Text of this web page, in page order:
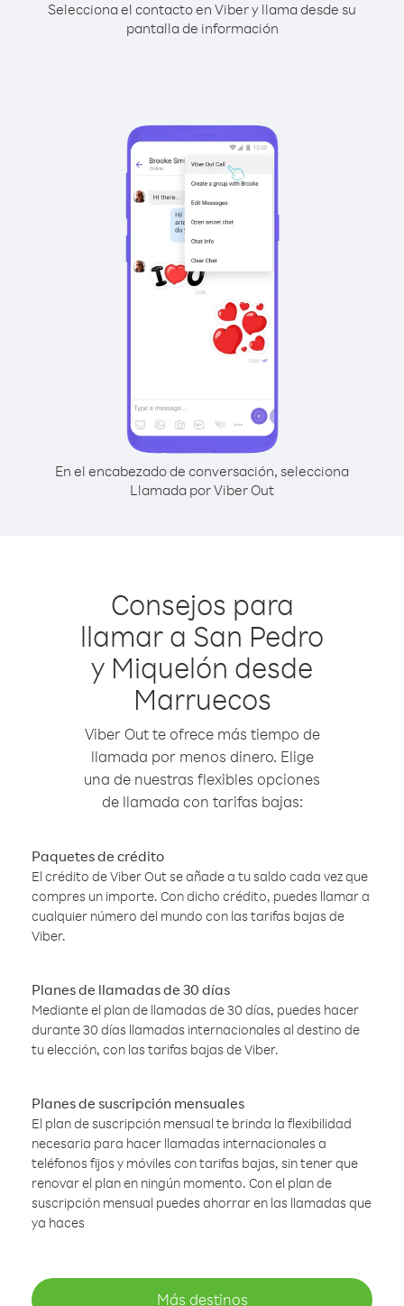
Selecciona el contacto en Viber y llama desde su
pantalla de información
En el encabezado de conversación, selecciona
Llamada por Viber Out
Consejos para
llamar a San Pedro
y Miquelón desde
Marruecos
Viber Out te ofrece más tiempo de
llamada por menos dinero. Elige
una de nuestras flexibles opciones
de llamada con tarifas bajas:
Paquetes de crédito
El crédito de Viber Out se añade a tu saldo cada vez que
compres un importe. Con dicho crédito, puedes llamar a
cualquier número del mundo con las tarifas bajas de
Viber.
Planes de llamadas de 30 días
Mediante el plan de llamadas de 30 días, puedes hacer
durante 30 días llamadas internacionales al destino de
tu elección, con las tarifas bajas de Viber.
Planes de suscripción mensuales
El plan de suscripción mensual te brinda la flexibilidad
necesaria para hacer llamadas internacionales a
teléfonos fijos y móviles con tarifas bajas, sin tener que
renovar el plan en ningún momento. Con el plan de
suscripción mensual puedes ahorrar en las llamadas que
ya haces
Más destinos